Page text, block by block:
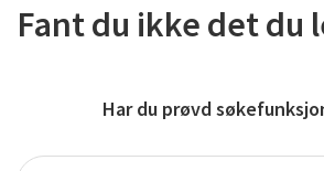
Fant du ikke det du
Har du prøvd